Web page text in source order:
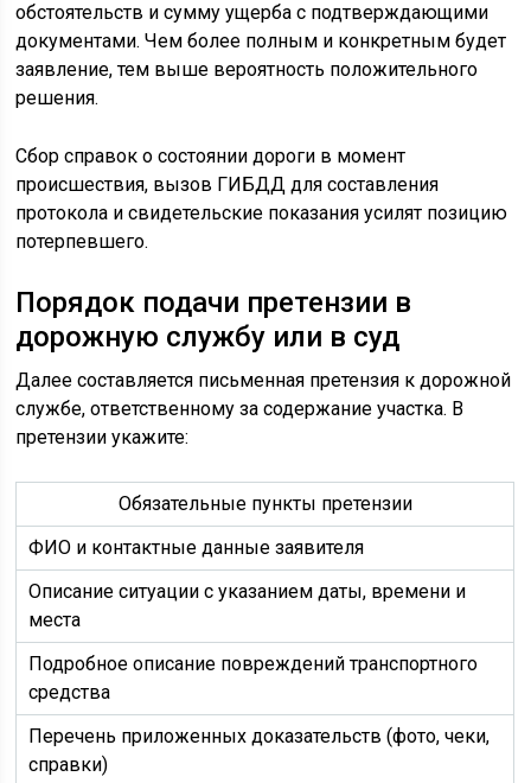
обстоятельств и сумму ущерба с подтверждающими
документами. Чем более полным и конкретным будет
заявление, тем выше вероятность положительного
решения.
Сбор справок о состоянии дороги в момент
происшествия, вызов ГИБДД для составления
протокола и свидетельские показания усилят позицию
потерпевшего.
Порядок подачи претензии в
дорожную службу или в суд
Далее составляется письменная претензия к дорожной
службе, ответственному за содержание участка. В
претензии укажите:
Обязательные пункты претензии
ФИО и контактные данные заявителя
Описание ситуации с указанием даты, времени и
места
Подробное описание повреждений транспортного
средства
Перечень приложенных доказательств (фото, чеки,
справки)